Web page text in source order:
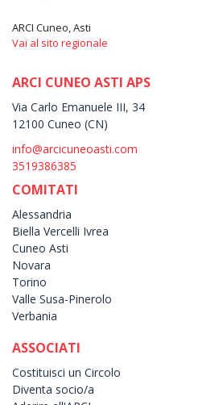
ARCI Cuneo, Asti
Vai al sito regionale
ARCI CUNEO ASTI APS
Via Carlo Emanuele III, 34
12100 Cuneo (CN)
info@arcicuneoasti.com
3519386385
COMITATI
Alessandria
Biella Vercelli Ivrea
Cuneo Asti
Novara
Torino
Valle Susa-Pinerolo
Verbania
ASSOCIATI
Costituisci un Circolo
Diventa socio/a